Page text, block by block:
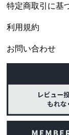
特定商取引に基
利用規約
お問い合わせ